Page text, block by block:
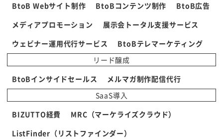
BtoB Webサイト制作
BtoBコンテンツ制作
BtoB広告
メディアプロモーション
展示会トータル支援サービス
ウェビナー運用代行サービス
BtoBテレマーケティング
リード醸成
BtoBインサイドセールス
メルマガ制作配信代行
SaaS導入
BIZUTTO経費
MRC（マーケライズクラウド）
ListFinder（リストファインダー）